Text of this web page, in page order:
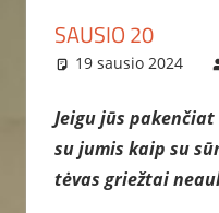
SAUSIO 20
19 sausio 2024
Jeigu jūs
su jumis kaip su
tėvas griežtai